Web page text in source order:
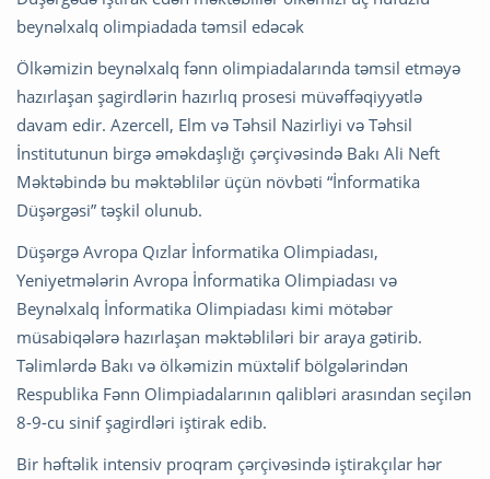
beynəlxalq olimpiadada təmsil edəcək
Ölkəmizin beynəlxalq fənn olimpiadalarında təmsil etməyə
hazırlaşan şagirdlərin hazırlıq prosesi müvəffəqiyyətlə
davam edir. Azercell, Elm və Təhsil Nazirliyi və Təhsil
İnstitutunun birgə əməkdaşlığı çərçivəsində Bakı Ali Neft
Məktəbində bu məktəblilər üçün növbəti “İnformatika
Düşərgəsi” təşkil olunub.
Düşərgə Avropa Qızlar İnformatika Olimpiadası,
Yeniyetmələrin Avropa İnformatika Olimpiadası və
Beynəlxalq İnformatika Olimpiadası kimi mötəbər
müsabiqələrə hazırlaşan məktəbliləri bir araya gətirib.
Təlimlərdə Bakı və ölkəmizin müxtəlif bölgələrindən
Respublika Fənn Olimpiadalarının qalibləri arasından seçilən
8-9-cu sinif şagirdləri iştirak edib.
Bir həftəlik intensiv proqram çərçivəsində iştirakçılar hər